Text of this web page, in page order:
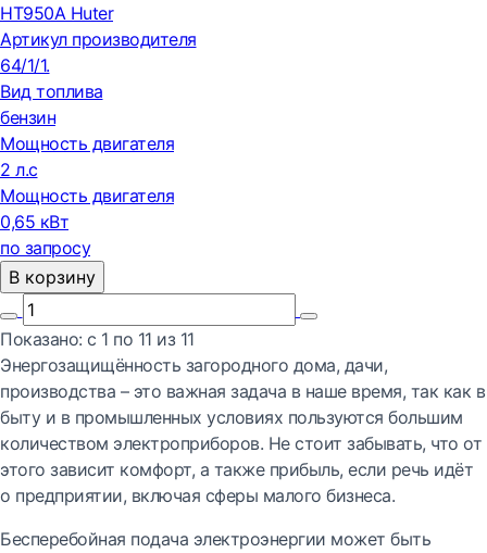
HT950A Huter
Артикул производителя
64/1/1.
Вид топлива
бензин
Мощность двигателя
2 л.с
Мощность двигателя
0,65 кВт
по запросу
В корзину
Показано: с 1 по 11 из 11
Энергозащищённость загородного дома, дачи,
производства – это важная задача в наше время, так как в
быту и в промышленных условиях пользуются большим
количеством электроприборов. Не стоит забывать, что от
этого зависит комфорт, а также прибыль, если речь идёт
о предприятии, включая сферы малого бизнеса.
Бесперебойная подача электроэнергии может быть